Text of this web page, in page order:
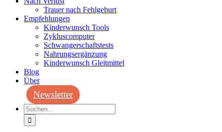
Trauer nach Fehlgeburt
Empfehlungen
Kinderwunsch Tools
Zykluscomputer
Schwangerschaftstests
Nahrungsergänzung
Kinderwunsch Gleitmittel
Blog
Über
Newsletter
Suche
nach: